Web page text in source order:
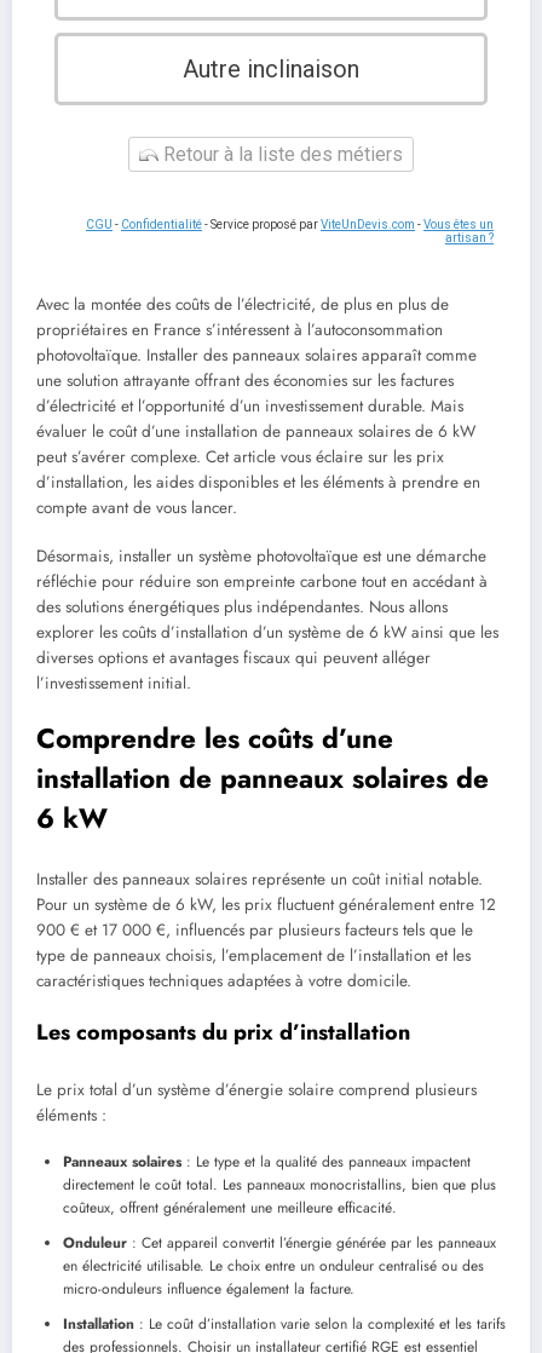
Autre inclinaison
Retour à la liste des métiers
CGU - Confidentialité- Service proposé parViteUnDevis.com -Vous êtes un
artisan ?
Avec la montée des coûts de l’électricité, de plus en plus de
propriétaires en France s’intéressent à l’autoconsommation
photovoltaïque. Installer des panneaux solaires apparaît comme
une solution attrayante offrant des économies sur les factures
d’électricité et l’opportunité d’un investissement durable. Mais
évaluer le coût d’une installation de panneaux solaires de 6 kW
peut s’avérer complexe. Cet article vous éclaire sur les prix
d’installation, les aides disponibles et les éléments à prendre en
compte avant de vous lancer.
Désormais, installer un système photovoltaïque est une démarche
réfléchie pour réduire son empreinte carbone tout en accédant à
des solutions énergétiques plus indépendantes. Nous allons
explorer les coûts d’installation d’un système de 6 kW ainsi que les
diverses options et avantages fiscaux qui peuvent alléger
l’investissement initial.
Comprendre les coûts d’une
installation de panneaux solaires de
6 kW
Installer des panneaux solaires représente un coût initial notable.
Pour un système de 6 kW, les prix fluctuent généralement entre 12
900 € et 17 000 €, influencés par plusieurs facteurs tels que le
type de panneaux choisis, l’emplacement de l’installation et les
caractéristiques techniques adaptées à votre domicile.
Les composants du prix d’installation
Le prix total d’un système d’énergie solaire comprend plusieurs
éléments :
Panneaux solaires: Le type et la qualité des panneaux impactent
directement le coût total. Les panneaux monocristallins, bien que plus
coûteux, offrent généralement une meilleure efficacité.
Onduleur : Cet appareil convertit l’énergie générée par les panneaux
en électricité utilisable. Le choix entre un onduleur centralisé ou des
micro-onduleurs influence également la facture.
Installation : Le coût d’installation varie selon la complexité et les tarifs
des professionnels. Choisir un installateur certifié RGE est essentiel